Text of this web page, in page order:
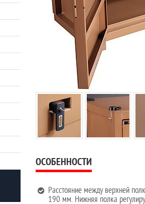
ОСОБЕННОСТИ
Расстояние между верхней
190 мм. Нижняя полка